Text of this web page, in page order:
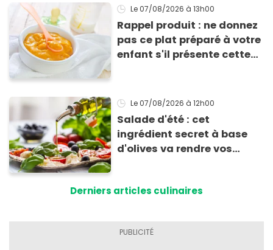
Le 07/08/2026 à 13h00
Rappel produit : ne donnez
pas ce plat préparé à votre
enfant s'il présente cette
Le 07/08/2026 à 12h00
Salade d'été : cet
ingrédient secret à base
d'olives va rendre vos
Derniers articles culinaires